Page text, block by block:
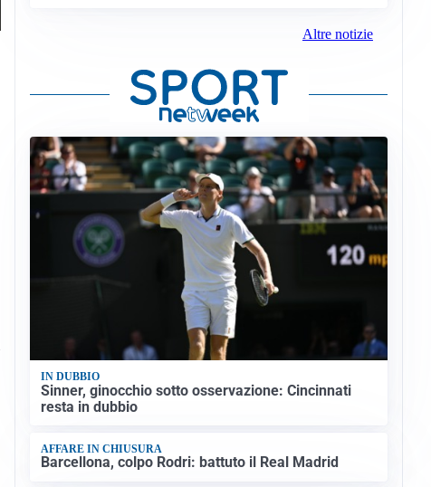
Altre notizie
IN DUBBIO
Sinner, ginocchio sotto osservazione: Cincinnati
resta in dubbio
AFFARE IN CHIUSURA
Barcellona, colpo Rodri: battuto il Real Madrid